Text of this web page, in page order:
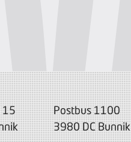
15
Postbus 1100
3980 DC Bunnik